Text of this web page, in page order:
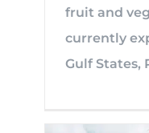
fruit and
currently
Gulf States,